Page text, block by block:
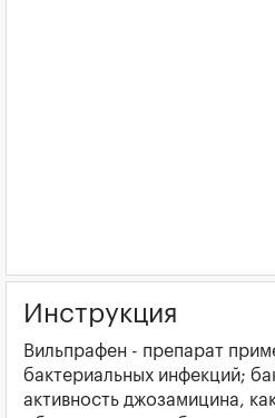
Инструкция
Вильпрафен - препарат
бактериальных инфекций;
активность джозамицина,